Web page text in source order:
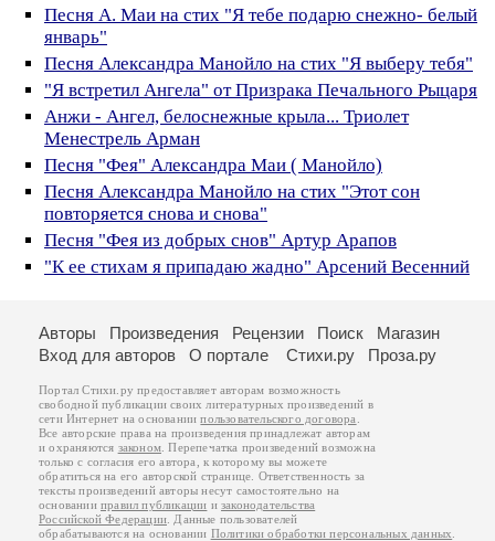
Песня А. Маи на стих "Я тебе подарю снежно- белый
январь"
Песня Александра Манойло на стих "Я выберу тебя"
"Я встретил Ангела" от Призрака Печального Рыцаря
Анжи - Ангел, белоснежные крыла... Триолет
Менестрель Арман
Песня "Фея" Александра Маи ( Манойло)
Песня Александра Манойло на стих "Этот сон
повторяется снова и снова"
Песня "Фея из добрых снов" Артур Арапов
"К ее стихам я припадаю жадно" Арсений Весенний
Авторы Произведения Рецензии Поиск
Магазин
Вход для авторов
О портале Стихи.ру Проза.ру
Портал Стихи.ру предоставляет авторам возможность
свободной публикации своих литературных произведений в
сети Интернет на основаниипользовательского договора
Все авторские права на произведения принадлежат авторам
и охраняются законом . Перепечатка произведений возможна
только с согласия его автора, к которому вы можете
обратиться на его авторской странице. Ответственность за
тексты произведений авторы несут самостоятельно на
основанииправил публикации изаконодательства
Российской Федерации . Данные пользователей
обрабатываются на основании Политики обработки персональных данных